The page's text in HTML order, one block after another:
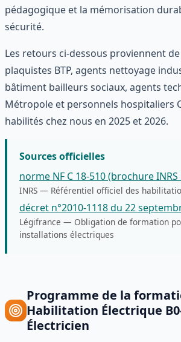
pédagogique et la mémorisation
sécurité.
Les retours ci-dessous proviennent
plaquistes BTP, agents nettoyage
bâtiment bailleurs sociaux, agents
Métropole et personnels hospitaliers
habilités chez nous en 2025 et 2026.
Sources officielles
norme NF C 18-510 (brochure INRS
INRS — Référentiel officiel des
décret n°2010-1118 du 22
Légifrance — Obligation de formation
installations électriques
Programme de la
Habilitation Électrique
Électricien